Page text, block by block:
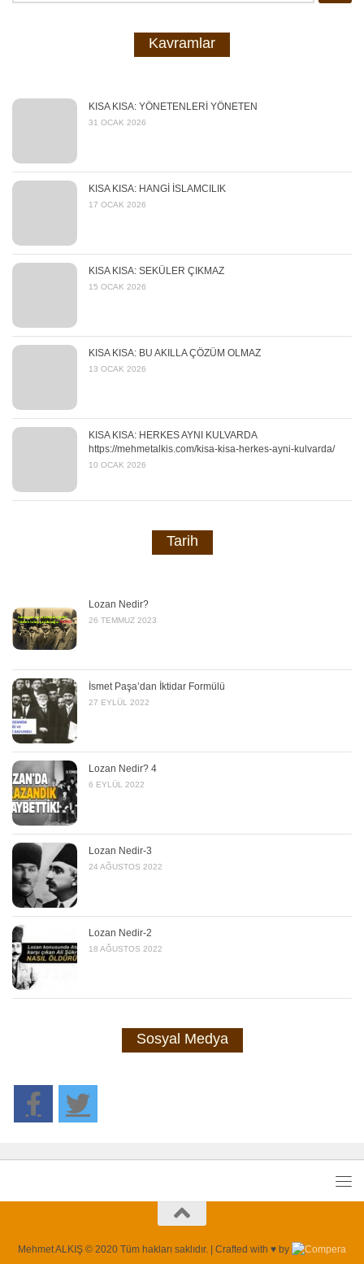
Kavramlar
KISA KISA: YÖNETENLERİ YÖNETEN
31 OCAK 2026
KISA KISA: HANGİ İSLAMCILIK
17 OCAK 2026
KISA KISA: SEKÜLER ÇIKMAZ
15 OCAK 2026
KISA KISA: BU AKILLA ÇÖZÜM OLMAZ
13 OCAK 2026
KISA KISA: HERKES AYNI KULVARDA
https://mehmetalkis.com/kisa-kisa-herkes-ayni-kulvarda/
10 OCAK 2026
Tarih
Lozan Nedir?
26 TEMMUZ 2023
İsmet Paşa’dan İktidar Formülü
27 EYLÜL 2022
Lozan Nedir? 4
6 EYLÜL 2022
Lozan Nedir-3
24 AĞUSTOS 2022
Lozan Nedir-2
18 AĞUSTOS 2022
Sosyal Medya
Mehmet ALKIŞ © 2020 Tüm hakları saklıdır. | Crafted with ♥ by